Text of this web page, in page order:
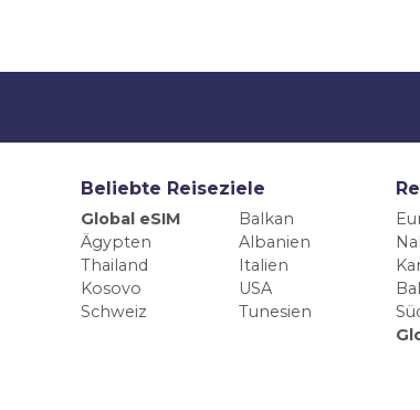
Beliebte Reiseziele
Global eSIM
Balkan
Ägypten
Albanien
Thailand
Italien
Kosovo
USA
Schweiz
Tunesien